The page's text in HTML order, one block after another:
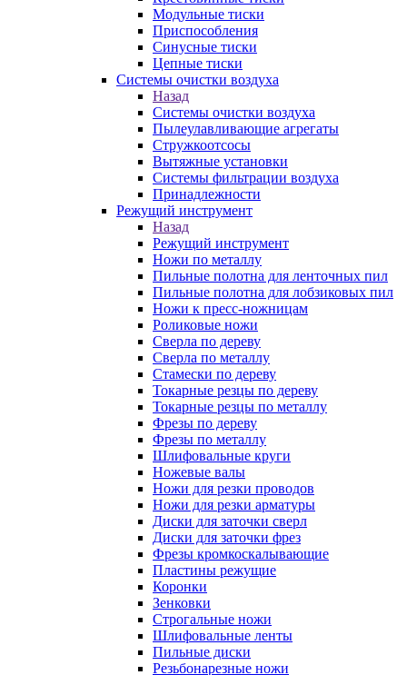
Модульные тиски
Приспособления
Синусные тиски
Цепные тиски
Системы очистки воздуха
Назад
Системы очистки воздуха
Пылеулавливающие агрегаты
Стружкоотсосы
Вытяжные установки
Системы фильтрации воздуха
Принадлежности
Режущий инструмент
Назад
Режущий инструмент
Ножи по металлу
Пильные полотна для ленточных пил
Пильные полотна для лобзиковых пил
Ножи к пресс-ножницам
Роликовые ножи
Сверла по дереву
Сверла по металлу
Стамески по дереву
Токарные резцы по дереву
Токарные резцы по металлу
Фрезы по дереву
Фрезы по металлу
Шлифовальные круги
Ножевые валы
Ножи для резки проводов
Ножи для резки арматуры
Диски для заточки сверл
Диски для заточки фрез
Фрезы кромкоскалывающие
Пластины режущие
Коронки
Зенковки
Строгальные ножи
Шлифовальные ленты
Пильные диски
Резьбонарезные ножи